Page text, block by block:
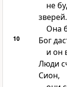
не
зверей.
Она
10
Бог
и он
Люди
Сион,